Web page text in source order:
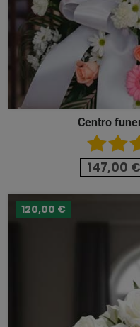
Centro
147,00 €
120,00 €